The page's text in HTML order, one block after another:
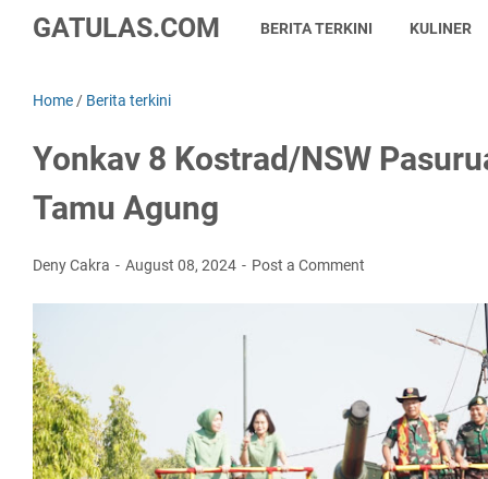
GATULAS.COM BERITA TERKINI KULINER
Home / Berita terkini
Yonkav 8 Kostrad/NSW
Tamu Agung
Deny Cakra August 08, 2024 Post a Comment